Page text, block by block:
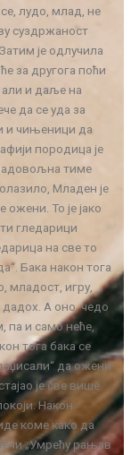
лудо, млад, не
суздржаност
је одлучила
за другога поћи
али и даље на
да се уда за
и чињеници да
породица је
тиме
Младен је
То је јако
гледарици
на све то
Бака након тога
младост, игру,
А оно, чедо
па и само неће,
тога бака се
да ожени
је све више
Након
коме како да
„Умрећу рањав